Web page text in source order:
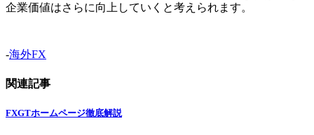
企業価値はさらに向上していくと考えられます。
-海外FX
関連記事
FXGTホームページ徹底解説